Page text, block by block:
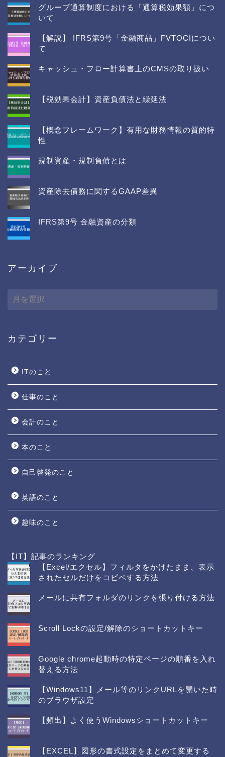
グループ通算制度における「通算税効果額」につ
いて
【解説】 IFRS第9号「金融商品」FVTOCIについ
て
キャッシュ・フロー計算書上のCMSの取り扱い
【税効果会計】資産負債法と繰延法
【概念フレームワーク】有用な財務情報の質的特
性
規制資産・規制負債とは
資産除去債務に関するGAAP差異
IFRS第9号 金融資産の分類
アーカイブ
ー
ブ
カテゴリー
ITのこと
仕事のこと
会計のこと
本のこと
自己啓発のこと
英語のこと
趣味のこと
【IT】記事のランキング
【Excel/エクセル】フィルタをかけたまま、表示
されたセルだけをコピペする方法
メールに共有フォルダのリンクを張り付ける方法
Scroll Lockの設定/解除のショートカットキー
Google chrome起動時の特定ページの順番を入れ
替える方法
【Windows11】メール等のリンクURLを開いた時
のブラウザ設定
【頻出】よく使うWindowsショートカットキー
【EXCEL】図形の書式設定をまとめて変更する
プロフィール
サービス
決算支援・決算早期化支援